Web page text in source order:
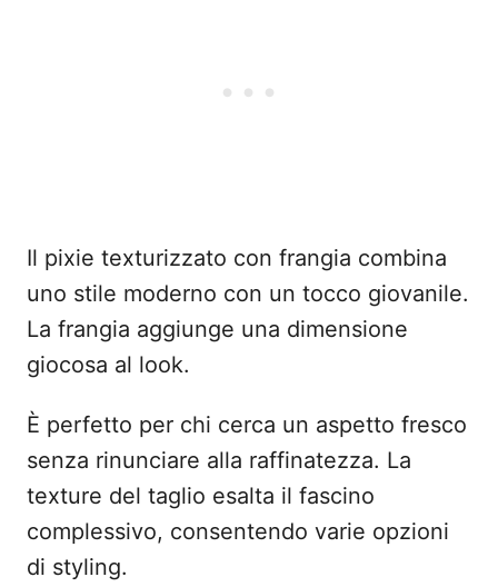
Il pixie texturizzato con frangia combina
uno stile moderno con un tocco giovanile.
La frangia aggiunge una dimensione
giocosa al look.
È perfetto per chi cerca un aspetto fresco
senza rinunciare alla raffinatezza. La
texture del taglio esalta il fascino
complessivo, consentendo varie opzioni
di styling.